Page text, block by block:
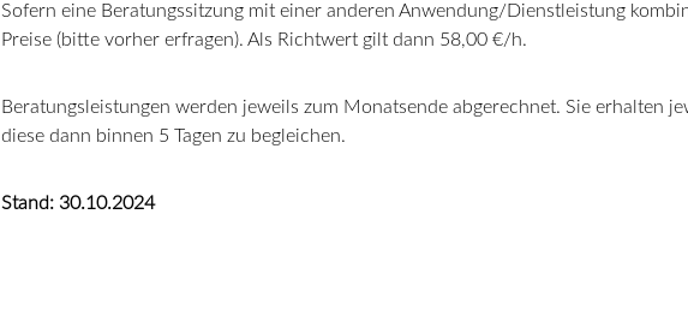
Sofern eine Beratungssitzung mit einer anderen Anwendung/Dienstleistung
Preise (bitte vorher erfragen). Als Richtwert gilt dann 58,00 €/h.
Beratungsleistungen werden jeweils zum Monatsende abgerechnet. Sie erhalten
diese dann binnen 5 Tagen zu begleichen.
Stand: 30.10.2024